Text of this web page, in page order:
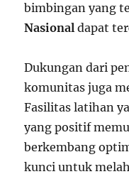
bimbingan yang
Nasional dapat
Dukungan dari
komunitas juga
Fasilitas latihan
yang positif
berkembang
kunci untuk